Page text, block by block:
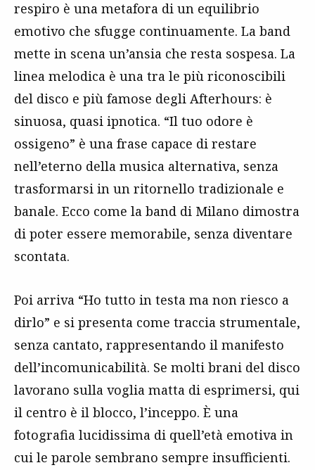
respiro è una metafora di un equilibrio
emotivo che sfugge continuamente. La band
mette in scena un’ansia che resta sospesa. La
linea melodica è una tra le più riconoscibili
del disco e più famose degli Afterhours: è
sinuosa, quasi ipnotica. “Il tuo odore è
ossigeno” è una frase capace di restare
nell’eterno della musica alternativa, senza
trasformarsi in un ritornello tradizionale e
banale. Ecco come la band di Milano dimostra
di poter essere memorabile, senza diventare
scontata.
Poi arriva “Ho tutto in testa ma non riesco a
dirlo” e si presenta come traccia strumentale,
senza cantato, rappresentando il manifesto
dell’incomunicabilità. Se molti brani del disco
lavorano sulla voglia matta di esprimersi, qui
il centro è il blocco, l’inceppo. È una
fotografia lucidissima di quell’età emotiva in
cui le parole sembrano sempre insufficienti.